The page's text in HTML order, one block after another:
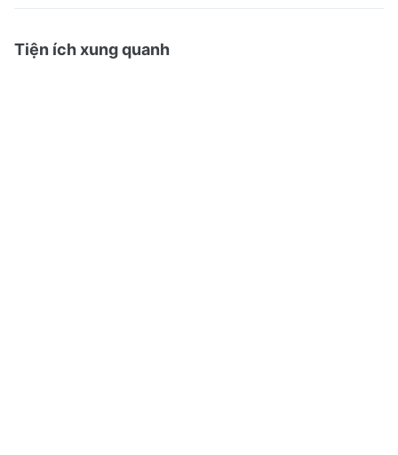
Tiện ích xung quanh